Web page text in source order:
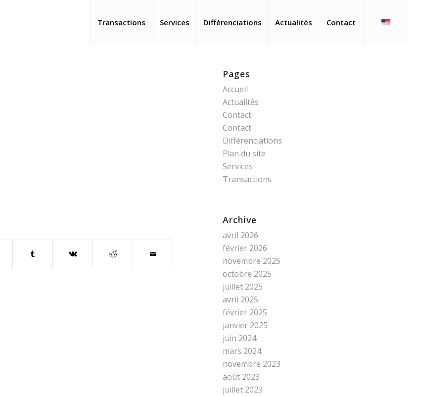
Transactions Services Différenciations Actualités Contact
Pages
Accueil
Actualités
Contact
Contact
Différenciations
Plan du site
Services
Transactions
Archive
avril 2026
février 2026
novembre 2025
octobre 2025
juillet 2025
avril 2025
février 2025
janvier 2025
juin 2024
mars 2024
novembre 2023
août 2023
juillet 2023